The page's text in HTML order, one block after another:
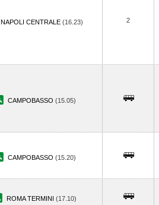
NAPOLI CENTRALE (16.23) 2
CAMPOBASSO (15.05)
CAMPOBASSO (15.20)
ROMA TERMINI (17.10)